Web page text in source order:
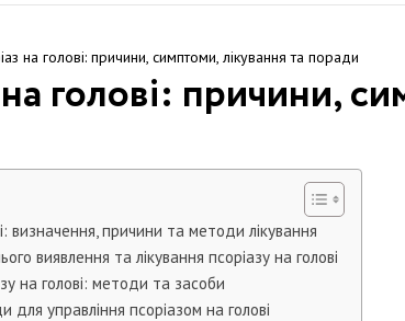
на голові: причини, симптоми, лікування та поради
голові: причини,
визначення, причини та методи лікування
виявлення та лікування псоріазу на голові
на голові: методи та засоби
для управління псоріазом на голові